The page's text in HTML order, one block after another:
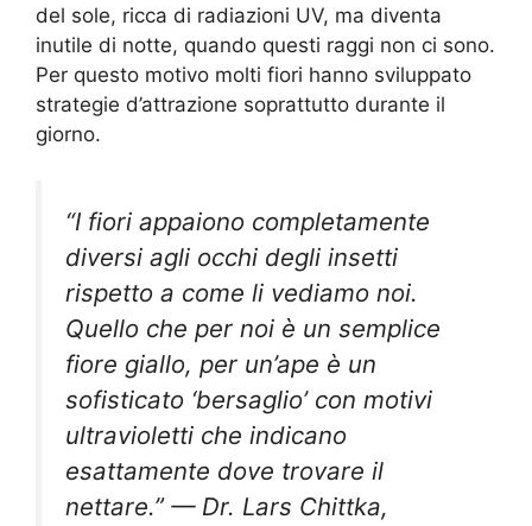
del sole, ricca di radiazioni UV, ma diventa
inutile di notte, quando questi raggi non ci sono.
Per questo motivo molti fiori hanno sviluppato
strategie d’attrazione soprattutto durante il
giorno.
“I fiori appaiono completamente
diversi agli occhi degli insetti
rispetto a come li vediamo noi.
Quello che per noi è un semplice
fiore giallo, per un’ape è un
sofisticato ‘bersaglio’ con motivi
ultravioletti che indicano
esattamente dove trovare il
nettare.” — Dr. Lars Chittka,